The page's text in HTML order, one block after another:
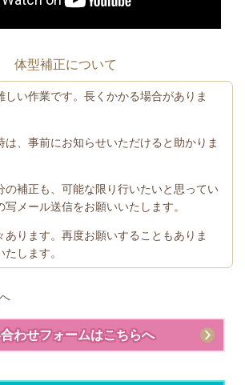
体型補正について
しい作業です。長くかかる場合がありま
は、事前にお知らせいただけると助かりま
の補正も、可能な限り行いたいと思ってい
写メール送信をお願いいたします。
あります。再度お願いすることもありま
します。
へ
わせフォームはこちらへ